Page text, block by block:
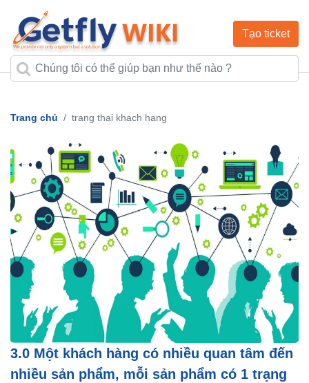
Tạo ticket
Trang chủ trang thai khach hang
3.0 Một khách hàng có nhiều quan tâm đến
nhiều sản phẩm, mỗi sản phẩm có 1 trạng